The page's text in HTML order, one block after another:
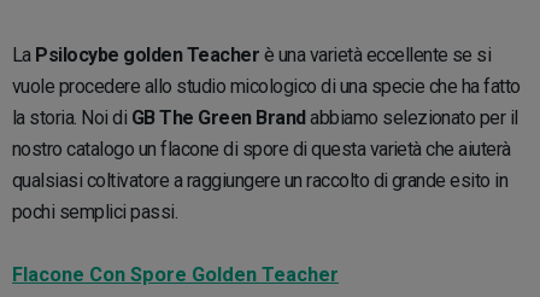
La Psilocybe golden Teacher è una varietà eccellente se si
vuole procedere allo studio micologico di una specie che ha fatto
la storia. Noi di GB The Green Brand abbiamo selezionato per il
nostro catalogo un flacone di spore di questa varietà che aiuterà
qualsiasi coltivatore a raggiungere un raccolto di grande esito in
pochi semplici passi.
Flacone Con Spore Golden Teacher